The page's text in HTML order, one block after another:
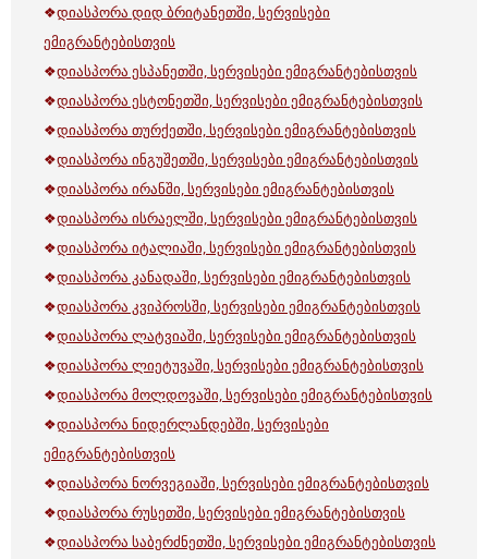
❖დიასპორა დიდ ბრიტანეთში, სერვისები
ემიგრანტებისთვის
❖დიასპორა ესპანეთში, სერვისები ემიგრანტებისთვის
❖დიასპორა ესტონეთში, სერვისები ემიგრანტებისთვის
❖დიასპორა თურქეთში, სერვისები ემიგრანტებისთვის
❖დიასპორა ინგუშეთში, სერვისები ემიგრანტებისთვის
❖დიასპორა ირანში, სერვისები ემიგრანტებისთვის
❖დიასპორა ისრაელში, სერვისები ემიგრანტებისთვის
❖დიასპორა იტალიაში, სერვისები ემიგრანტებისთვის
❖დიასპორა კანადაში, სერვისები ემიგრანტებისთვის
❖დიასპორა კვიპროსში, სერვისები ემიგრანტებისთვის
❖დიასპორა ლატვიაში, სერვისები ემიგრანტებისთვის
❖დიასპორა ლიეტუვაში, სერვისები ემიგრანტებისთვის
❖დიასპორა მოლდოვაში, სერვისები ემიგრანტებისთვის
❖დიასპორა ნიდერლანდებში, სერვისები
ემიგრანტებისთვის
❖დიასპორა ნორვეგიაში, სერვისები ემიგრანტებისთვის
❖დიასპორა რუსეთში, სერვისები ემიგრანტებისთვის
❖დიასპორა საბერძნეთში, სერვისები ემიგრანტებისთვის